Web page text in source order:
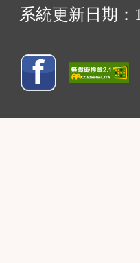
系統更新日期：